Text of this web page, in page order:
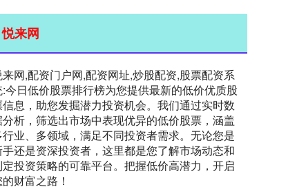
悦来网
网,配资门户网,配资网址,炒股配资,股票配资系
今日低价股票排行榜为您提供最新的低价优质股
信息，助您发掘潜力投资机会。我们通过实时数
析，筛选出市场中表现优异的低价股票，涵盖
行业、多领域，满足不同投资者需求。无论您是
手还是资深投资者，这里都是您了解市场动态和
投资策略的可靠平台。把握低价高潜力，开启
财富之路！